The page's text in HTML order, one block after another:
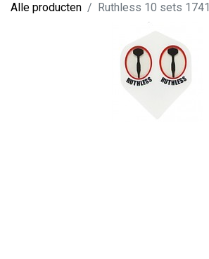
Alle producten Ruthless 10 sets 1741